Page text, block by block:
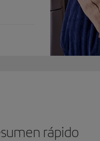
rápido